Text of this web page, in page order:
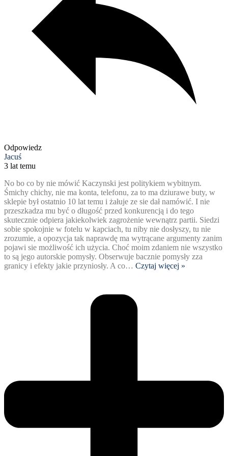
Odpowiedz
Jacuś
3 lat temu
No bo co by nie mówić Kaczynski jest politykiem wybitnym.
Śmichy chichy, nie ma konta, telefonu, za to ma dziurawe buty, w
sklepie był ostatnio 10 lat temu i żałuje ze sie dał namówić. I nie
przeszkadza mu być o długość przed konkurencją i do tego
skutecznie odpiera jakiekolwiek zagrożenie wewnątrz partii. Siedzi
sobie spokojnie w fotelu w kapciach, tu niby nie dosłyszy, tu nie
zrozumie, a opozycja tak naprawdę ma wytrącane argumenty zanim
pojawi sie możliwość ich użycia. Choć moim zdaniem nie wszystko
to są jego autorskie pomysły. Obserwuje bacznie pomysły zza
granicy i efekty jakie przyniosły. A co… Czytaj więcej »